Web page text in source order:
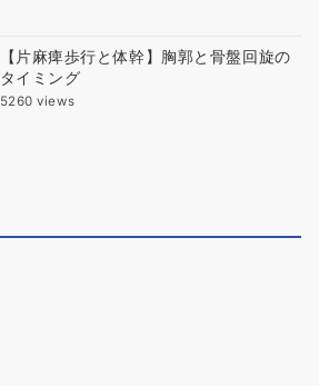
【片麻痺歩行と体幹】胸郭と骨盤回旋の
タイミング
5260 views